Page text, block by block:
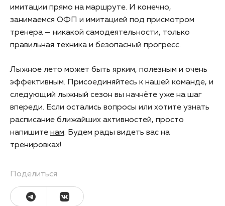
имитации прямо на маршруте. И конечно,
занимаемся ОФП и имитацией под присмотром
тренера — никакой самодеятельности, только
правильная техника и безопасный прогресс.
Лыжное лето может быть ярким, полезным и очень
эффективным. Присоединяйтесь к нашей команде, и
следующий лыжный сезон вы начнёте уже на шаг
впереди. Если остались вопросы или хотите узнать
расписание ближайших активностей, просто
напишите нам. Будем рады видеть вас на
тренировках!
Поделиться